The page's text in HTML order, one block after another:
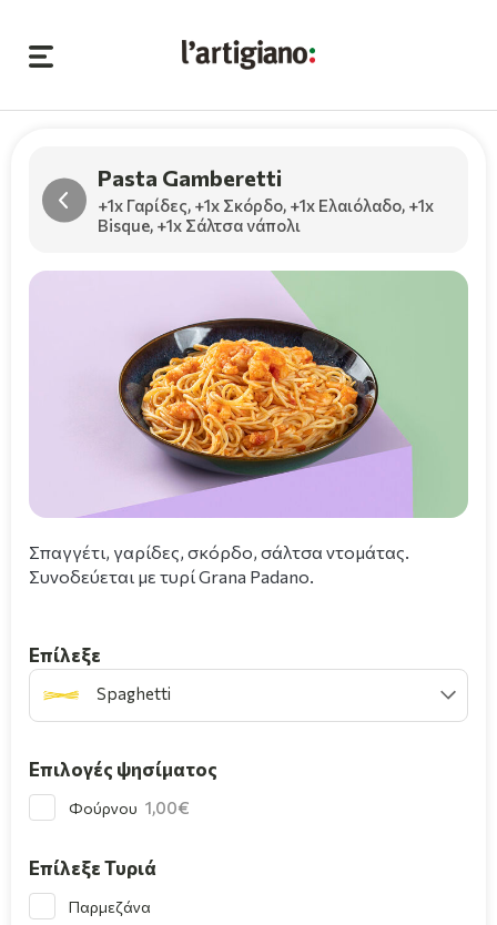
Pasta Gamberetti
+1x Γαρίδες, +1x Σκόρδο, +1x Ελαιόλαδο, +1x
Bisque, +1x Σάλτσα νάπολι
Σπαγγέτι, γαρίδες, σκόρδο, σάλτσα ντομάτας.
Συνοδεύεται με τυρί Grana Padano.
Επίλεξε
Spaghetti
Επιλογές ψησίματος
Φούρνου 1,00
Επίλεξε Τυριά
Παρμεζάνα